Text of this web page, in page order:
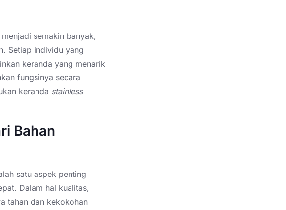
menjadi semakin banyak,
Setiap individu yang
keranda yang menarik
fungsinya secara
keranda stainless
Bahan
satu aspek penting
Dalam hal kualitas,
tahan dan kekokohan